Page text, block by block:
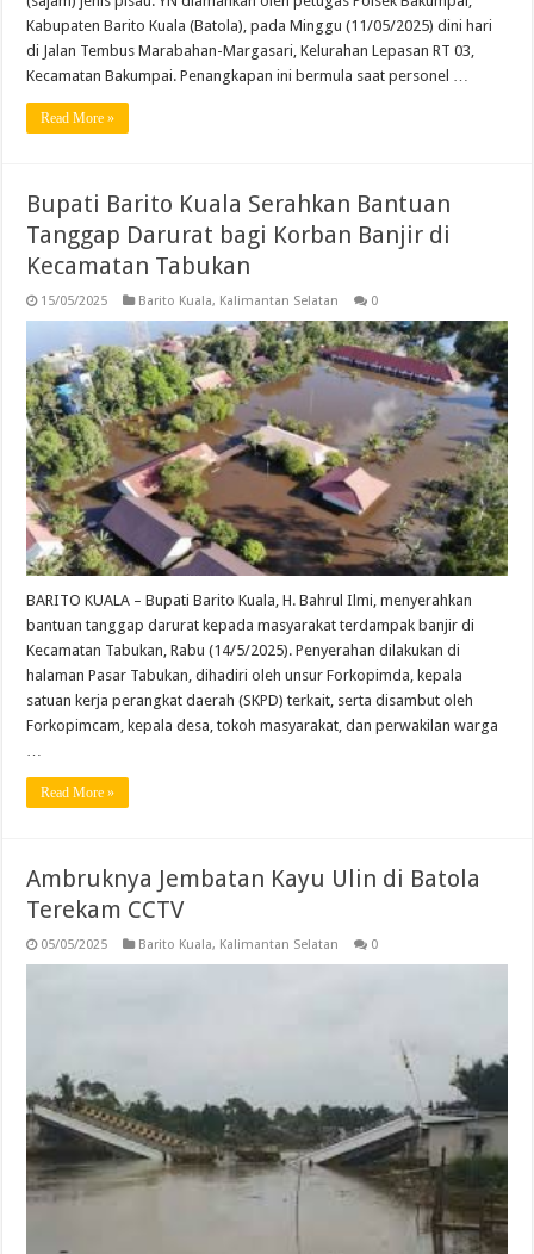
Kabupaten Barito Kuala (Batola), pada Minggu (11/05/2025) dini hari
di Jalan Tembus Marabahan-Margasari, Kelurahan Lepasan RT 03,
Kecamatan Bakumpai. Penangkapan ini bermula saat personel …
Read More »
Bupati Barito Kuala Serahkan Bantuan
Tanggap Darurat bagi Korban Banjir di
Kecamatan Tabukan
15/05/2025 Barito Kuala, Kalimantan Selatan 0
BARITO KUALA – Bupati Barito Kuala, H. Bahrul Ilmi, menyerahkan
bantuan tanggap darurat kepada masyarakat terdampak banjir di
Kecamatan Tabukan, Rabu (14/5/2025). Penyerahan dilakukan di
halaman Pasar Tabukan, dihadiri oleh unsur Forkopimda, kepala
satuan kerja perangkat daerah (SKPD) terkait, serta disambut oleh
Forkopimcam, kepala desa, tokoh masyarakat, dan perwakilan warga
…
Read More »
Ambruknya Jembatan Kayu Ulin di Batola
Terekam CCTV
05/05/2025 Barito Kuala, Kalimantan Selatan 0